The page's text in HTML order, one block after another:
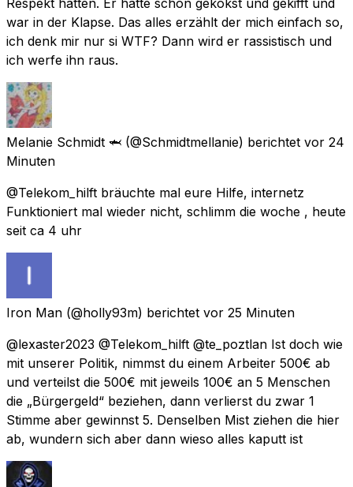
war in der Klapse. Das alles erzählt der mich einfach so,
ich denk mir nur si WTF? Dann wird er rassistisch und
ich werfe ihn raus.
Melanie Schmidt 🦈 (@Schmidtmellanie) berichtet vor 24
Minuten
@Telekom_hilft bräuchte mal eure Hilfe, internetz
Funktioniert mal wieder nicht, schlimm die woche , heute
seit ca 4 uhr
Iron Man (@holly93m) berichtet vor 25 Minuten
@lexaster2023 @Telekom_hilft @te_poztlan Ist doch wie
mit unserer Politik, nimmst du einem Arbeiter 500€ ab
und verteilst die 500€ mit jeweils 100€ an 5 Menschen
die „Bürgergeld“ beziehen, dann verlierst du zwar 1
Stimme aber gewinnst 5. Denselben Mist ziehen die hier
ab, wundern sich aber dann wieso alles kaputt ist